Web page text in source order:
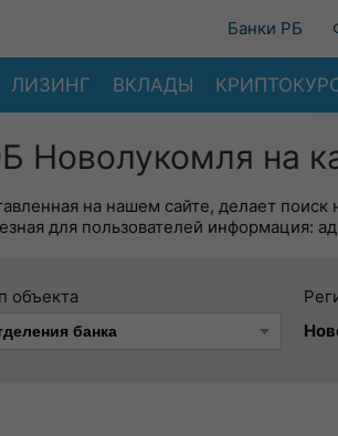
Банки РБ
ЛИЗИНГ ВКЛАДЫ
Новолукомля на
на нашем сайте, делает
для пользователей информация:
объекта